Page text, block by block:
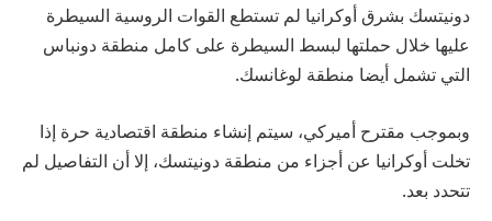
دونيتسك بشرق أوكرانيا لم تستطع القوات الروسية السيطرة
عليها خلال حملتها لبسط السيطرة على كامل منطقة دونباس
التي تشمل أيضا منطقة لوغانسك.
وبموجب مقترح أميركي، سيتم إنشاء منطقة اقتصادية حرة إذا
تخلت أوكرانيا عن أجزاء من منطقة دونيتسك، إلا أن التفاصيل لم
تتحدد بعد.